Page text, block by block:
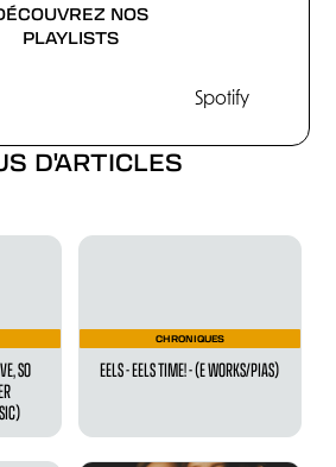
NOS
PLAYLISTS
Spotify
D'ARTICLES
SO
CHRONIQUES
EELS - EELS TIME! - (E WORKS/PIAS)